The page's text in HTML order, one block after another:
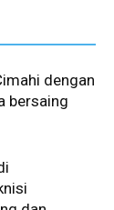
dengan
bersaing